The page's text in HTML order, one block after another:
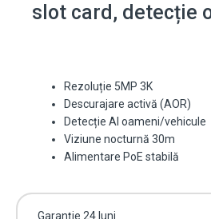
slot card, detecție
Rezoluție 5MP 3K
Descurajare activă (AOR)
Detecție AI oameni/vehicule
Viziune nocturnă 30m
Alimentare PoE stabilă
Garanție 24 luni